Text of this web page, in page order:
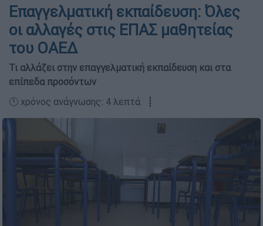
Επαγγελματική εκπαίδευση: Όλες
οι αλλαγές στις ΕΠΑΣ μαθητείας
του ΟΑΕΔ
Τι αλλάζει στην επαγγελματική εκπαίδευση και στα
επίπεδα προσόντων
🕛 χρόνος ανάγνωσης: 4 λεπτά ┋